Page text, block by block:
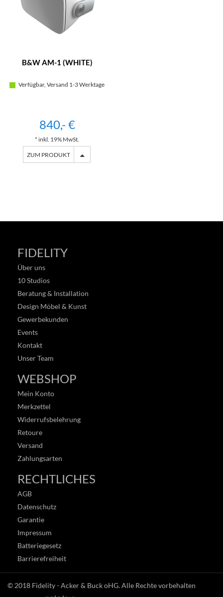
B&W AM-1 (WHITE)
Verfügbar, Versand 1-3 Werktage
840,- €
* inkl. 19% MwSt.
ZUM PRODUKT
FIDELITY
Über uns
10 Studios
Beratung & Installation
Design Möbel & Kunst
Gewerbekunden
Events
Kontakt
Unser Team
WEBSHOP
Mein Konto
Merkzettel
Widerrufsbelehrung
Retoure
Versand
Zahlungsarten
RECHTLICHES
AGB
Datenschutz
Garantie
Impressum
Batteriegesetz
Barrierefreiheit
© 2018 Fidelity - Acker & Buck oHG. Alle Rechte vorbehalten